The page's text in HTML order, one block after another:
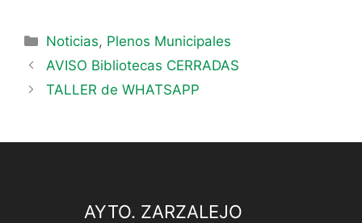
Noticias, Plenos Municipales
AVISO Bibliotecas CERRADAS
TALLER de WHATSAPP
AYTO. ZARZALEJO